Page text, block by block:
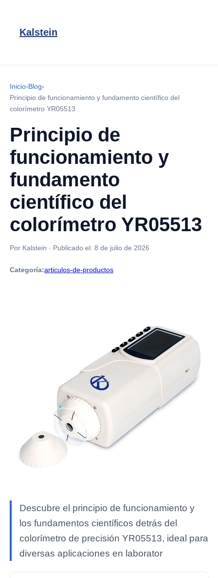
Kalstein
Inicio›Blog›
Principio de funcionamiento y fundamento científico del
colorímetro YR05513
Principio de
funcionamiento y
fundamento
científico del
colorímetro YR05513
Por Kalstein · Publicado el: 8 de julio de 2026
Categoría:articulos-de-productos
Descubre el principio de funcionamiento y
los fundamentos científicos detrás del
colorímetro de precisión YR05513, ideal para
diversas aplicaciones en laborator